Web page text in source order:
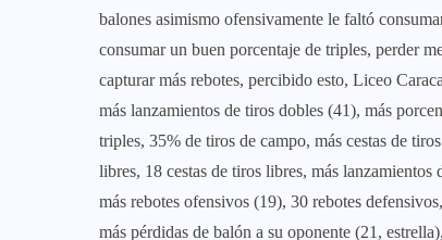
balones asimismo ofensivamente le faltó
consumar un buen porcentaje de triples, perder
capturar más rebotes, percibido esto, Liceo
más lanzamientos de tiros dobles (41), más
triples, 35% de tiros de campo, más cestas de
libres, 18 cestas de tiros libres, más
más rebotes ofensivos (19), 30 rebotes
más pérdidas de balón a su oponente (21,